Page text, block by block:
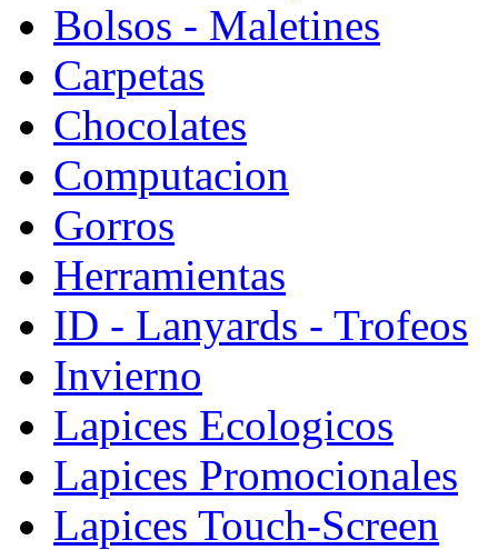
Bolsos - Maletines
Carpetas
Chocolates
Computacion
Gorros
Herramientas
ID - Lanyards - Trofeos
Invierno
Lapices Ecologicos
Lapices Promocionales
Lapices Touch-Screen